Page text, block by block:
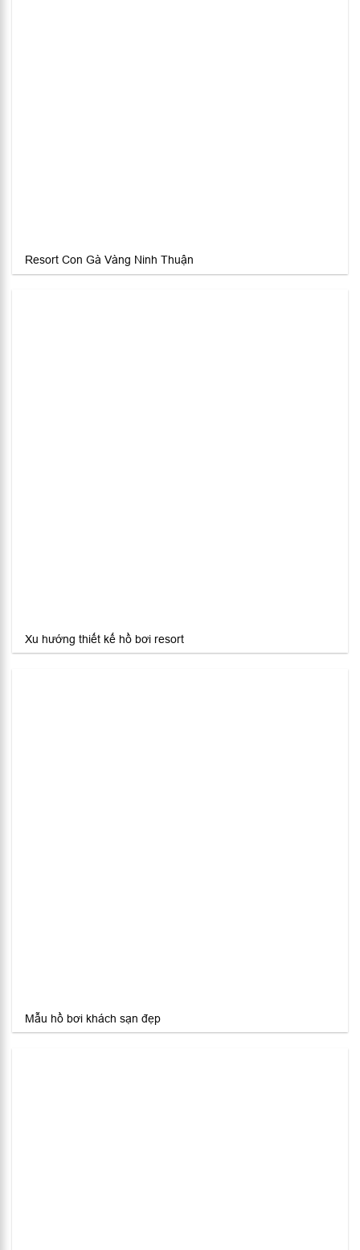
Resort Con Gà Vàng Ninh Thuận
Xu hướng thiết kế hồ bơi resort
Mẫu hồ bơi khách sạn đẹp